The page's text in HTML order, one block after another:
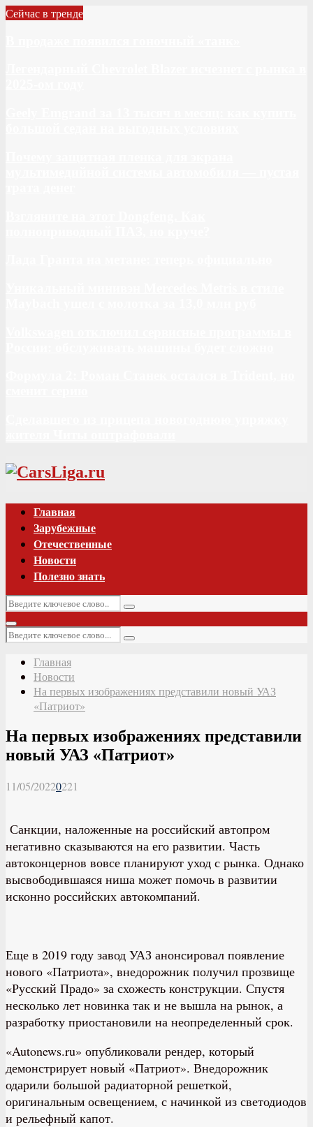
Сейчас в тренде
Vk
Главная
Зарубежные
Отечественные
Новости
Полезно знать
Искать:
Поиск
Основное
меню
Искать:
Поиск
Главная
Новости
На первых изображениях представили новый УАЗ
«Патриот»
На первых изображениях представили
новый УАЗ «Патриот»
11/05/20220221
Санкции, наложенные на российский автопром
негативно сказываются на его развитии. Часть
автоконцернов вовсе планируют уход с рынка. Однако
высвободившаяся ниша может помочь в развитии
исконно российских автокомпаний.
Еще в 2019 году завод УАЗ анонсировал появление
нового «Патриота», внедорожник получил прозвище
«Русский Прадо» за схожесть конструкции. Спустя
несколько лет новинка так и не вышла на рынок, а
разработку приостановили на неопределенный срок.
«Autonews.ru» опубликовали рендер, который
демонстрирует новый «Патриот». Внедорожник
одарили большой радиаторной решеткой,
оригинальным освещением, с начинкой из светодиодов
и рельефный капот.